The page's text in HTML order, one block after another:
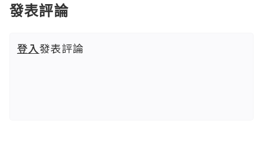
發表評論
登入發表評論